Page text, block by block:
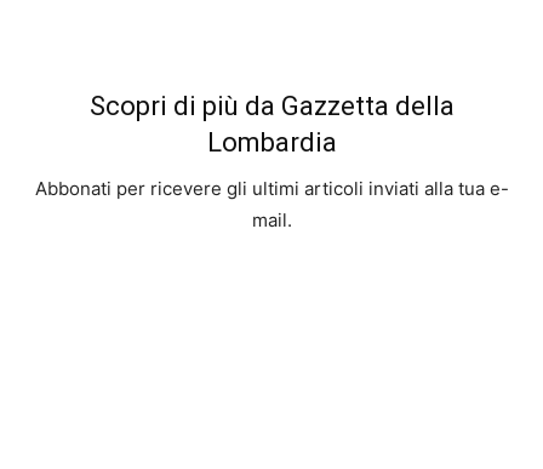
Scopri di più da Gazzetta della
Lombardia
Abbonati per ricevere gli ultimi articoli inviati alla tua e-
mail.